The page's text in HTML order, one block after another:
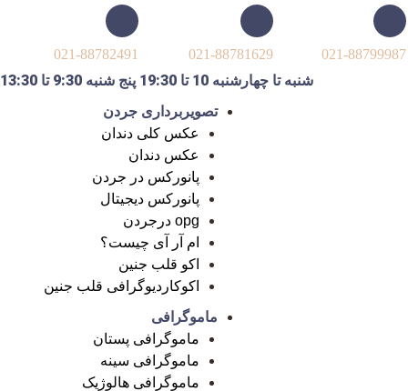
021-88799987
021-88781629
021-88782491
شنبه تا چهارشنبه 10 تا 19:30 پنج شنبه 9:30 تا 13:30
تصویربرداری جردن
عکس کلی دندان
عکس دندان
پانورکس در جردن
پانورکس دیجیتال
opg درجردن
ام آر آی چیست؟
اکو قلب جنین
اکوکاردیوگرافی قلب جنین
ماموگرافی
ماموگرافی پستان
ماموگرافی سینه
ماموگرافی هالوژیک